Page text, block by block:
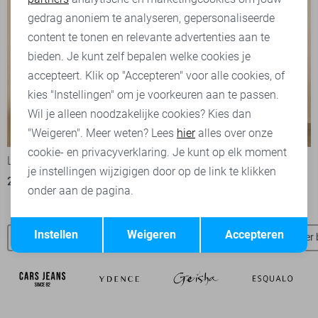
-50%
Lofty Manner T-shirt
20,00
Lofty Manner Jumpsuit
40,00
Lofty Manner broeken Lofty Manner t-shirts Lofty Manner
Marketing cookies
Terug Opslaan
gedrag anoniem te analyseren, gepersonaliseerde
content te tonen en relevante advertenties aan te
bieden. Je kunt zelf bepalen welke cookies je
accepteert. Klik op "Accepteren" voor alle cookies, of
kies "Instellingen" om je voorkeuren aan te passen.
Wil je alleen noodzakelijke cookies? Kies dan
"Weigeren". Meer weten? Lees hieralles over onze
cookie- en privacyverklaring. Je kunt op elk moment
je instellingen wijzigigen door op de link te klikken
onder aan de pagina.
Accepteren
Weigeren
Instellen